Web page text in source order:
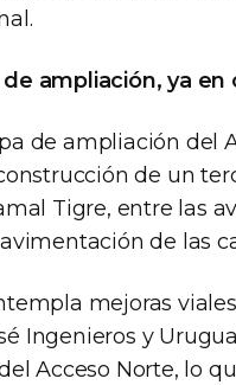
ampliación, ya en
de ampliación del
de un
Tigre, entre las
de las
mejoras
Ingenieros y
Acceso Norte, lo